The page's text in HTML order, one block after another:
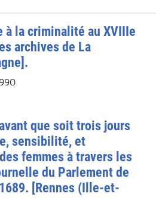
à la criminalité au XVIIIe
archives de La
que soit trois jours
sensibilité, et
femmes à travers les
du Parlement de
[Rennes (Ille-et-